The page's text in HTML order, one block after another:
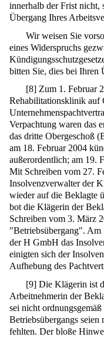
innerhalb der Frist nicht,
Übergang Ihres
Wir weisen Sie
eines Widerspruchs
bitten Sie, dies bei Ihren
[8] Zum 1. Februar
Rehabilitationsklinik auf
Verpachtung waren das
das dritte Obergeschoß
am 18. Februar 2004
außerordentlich; am 19.
Mit Schreiben vom 27.
Insolvenzverwalter der
wieder auf die Beklagte
bot die Klägerin der
Schreiben vom 3. März
"Betriebsübergang". Am
der H GmbH das
einigten sich der
Aufhebung des
[9] Die Klägerin ist
Arbeitnehmerin der
sei nicht
Betriebsübergangs
fehlten. Der bloße